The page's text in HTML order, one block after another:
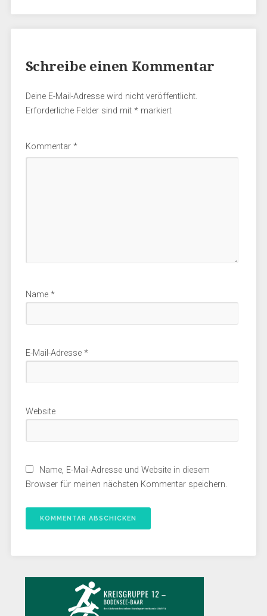
Schreibe einen Kommentar
Deine E-Mail-Adresse wird nicht veröffentlicht.
Erforderliche Felder sind mit *markiert
Kommentar *
Name *
E-Mail-Adresse *
Website
Name, E-Mail-Adresse und Website in diesem
Browser für meinen nächsten Kommentar speichern.